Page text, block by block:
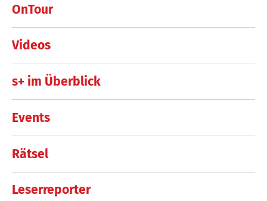
OnTour
Videos
s+ im Überblick
Events
Rätsel
Leserreporter